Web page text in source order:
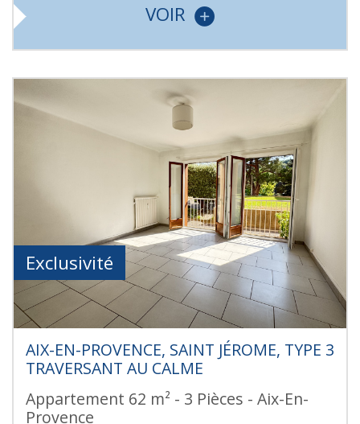
VOIR
Exclusivité
AIX-EN-PROVENCE, SAINT JÉROME, TYPE 3
TRAVERSANT AU CALME
Appartement 62 m² - 3 Pièces - Aix-En-
Provence